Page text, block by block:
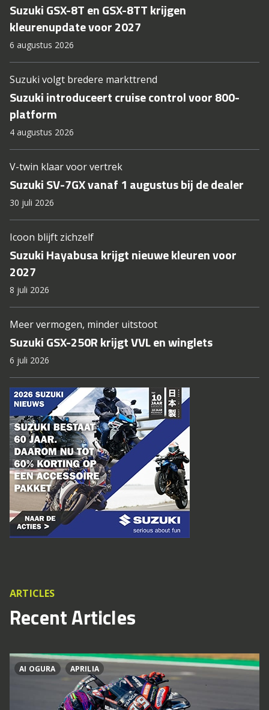
Suzuki GSX-8T en GSX-8TT krijgen
kleurenupdate voor 2027
6 augustus 2026
Suzuki volgt bredere markttrend
Suzuki introduceert cruise control voor 800-
platform
4 augustus 2026
V-twin klaar voor vertrek
Suzuki SV-7GX vanaf 1 augustus bij de dealer
30 juli 2026
Icoon blijft zichzelf
Suzuki Hayabusa krijgt nieuwe kleuren voor
2027
8 juli 2026
Meer vermogen, minder uitstoot
Suzuki GSX-250R krijgt VVL en winglets
6 juli 2026
ARTICLES
Recent Articles
AI OGURA APRILIA